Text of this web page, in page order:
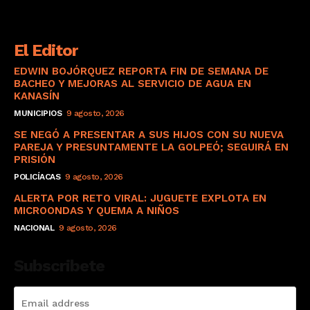
El Editor
EDWIN BOJÓRQUEZ REPORTA FIN DE SEMANA DE
BACHEO Y MEJORAS AL SERVICIO DE AGUA EN
KANASÍN
MUNICIPIOS 9 agosto, 2026
SE NEGÓ A PRESENTAR A SUS HIJOS CON SU NUEVA
PAREJA Y PRESUNTAMENTE LA GOLPEÓ; SEGUIRÁ EN
PRISIÓN
POLICÍACAS 9 agosto, 2026
ALERTA POR RETO VIRAL: JUGUETE EXPLOTA EN
MICROONDAS Y QUEMA A NIÑOS
NACIONAL 9 agosto, 2026